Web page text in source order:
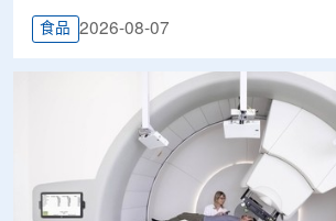
食品 2026-08-07